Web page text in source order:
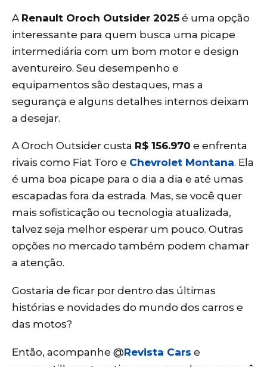
A Renault Oroch Outsider 2025 é uma opção
interessante para quem busca uma picape
intermediária com um bom motor e design
aventureiro. Seu desempenho e
equipamentos são destaques, mas a
segurança e alguns detalhes internos deixam
a desejar.
A Oroch Outsider custa R$ 156.970 e enfrenta
rivais como Fiat Toro e Chevrolet Montana. Ela
é uma boa picape para o dia a dia e até umas
escapadas fora da estrada. Mas, se você quer
mais sofisticação ou tecnologia atualizada,
talvez seja melhor esperar um pouco. Outras
opções no mercado também podem chamar
a atenção.
Gostaria de ficar por dentro das últimas
histórias e novidades do mundo dos carros e
das motos?
Então, acompanhe @Revista Cars e